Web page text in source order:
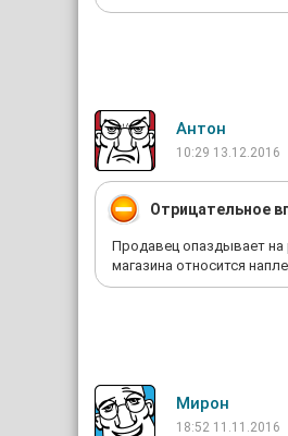
Антон
10:29 13.12.2016
Отрицательное
Продавец опаздывает на
магазина относится
Мирон
18:52 11.11.2016